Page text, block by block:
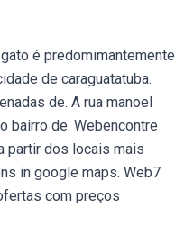
é predomimantemente
de caraguatatuba.
de. A rua manoel
bairro de. Webencontre
partir dos locais mais
in google maps. Web7
com preços